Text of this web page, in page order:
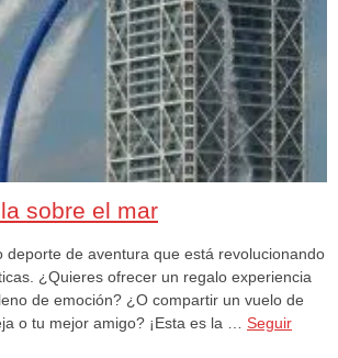
sobre el mar
deporte de aventura que está revolucionando
¿Quieres ofrecer un regalo experiencia
de emoción? ¿O compartir un vuelo de
o tu mejor amigo? ¡Esta es la … Seguir